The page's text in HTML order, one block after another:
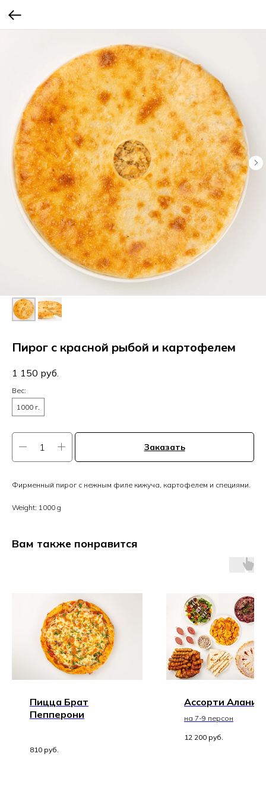
Пирог с красной рыбой и картофелем
1 150 руб.
Вес:
1000 г.
Заказать
Фирменный пирог с нежным филе кижуча, картофелем и специями.
Weight: 1000 g
Вам также понравится
Пицца Брат
Пепперони
810 руб.
Ассорти Алания
на 7-9 персон
12 200 руб.